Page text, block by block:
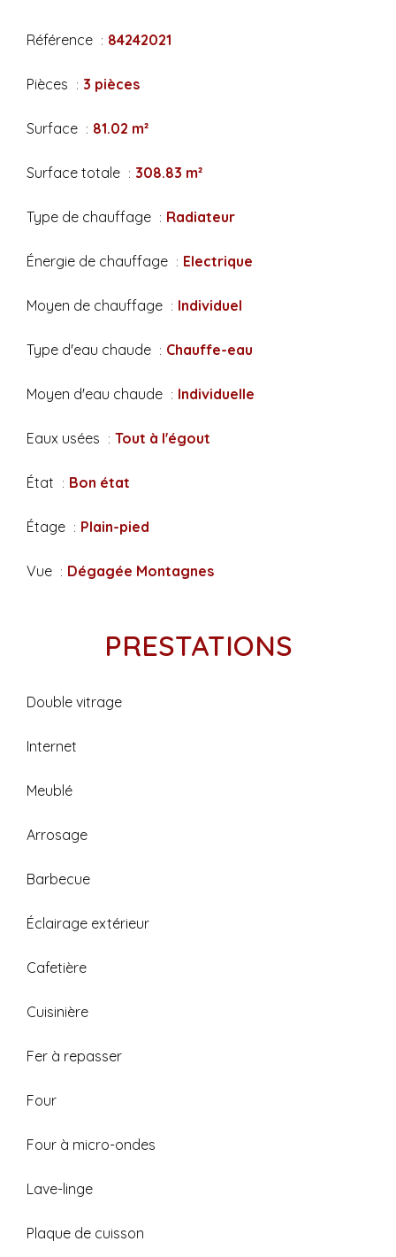
Référence 84242021
Pièces 3 pièces
Surface 81.02 m²
Surface totale 308.83 m²
Type de chauffage Radiateur
Énergie de chauffage Electrique
Moyen de chauffage Individuel
Type d'eau chaude Chauffe-eau
Moyen d'eau chaude Individuelle
Eaux usées Tout à l'égout
État Bon état
Étage Plain-pied
Vue Dégagée Montagnes
PRESTATIONS
Double vitrage
Internet
Meublé
Arrosage
Barbecue
Éclairage extérieur
Cafetière
Cuisinière
Fer à repasser
Four
Four à micro-ondes
Lave-linge
Plaque de cuisson